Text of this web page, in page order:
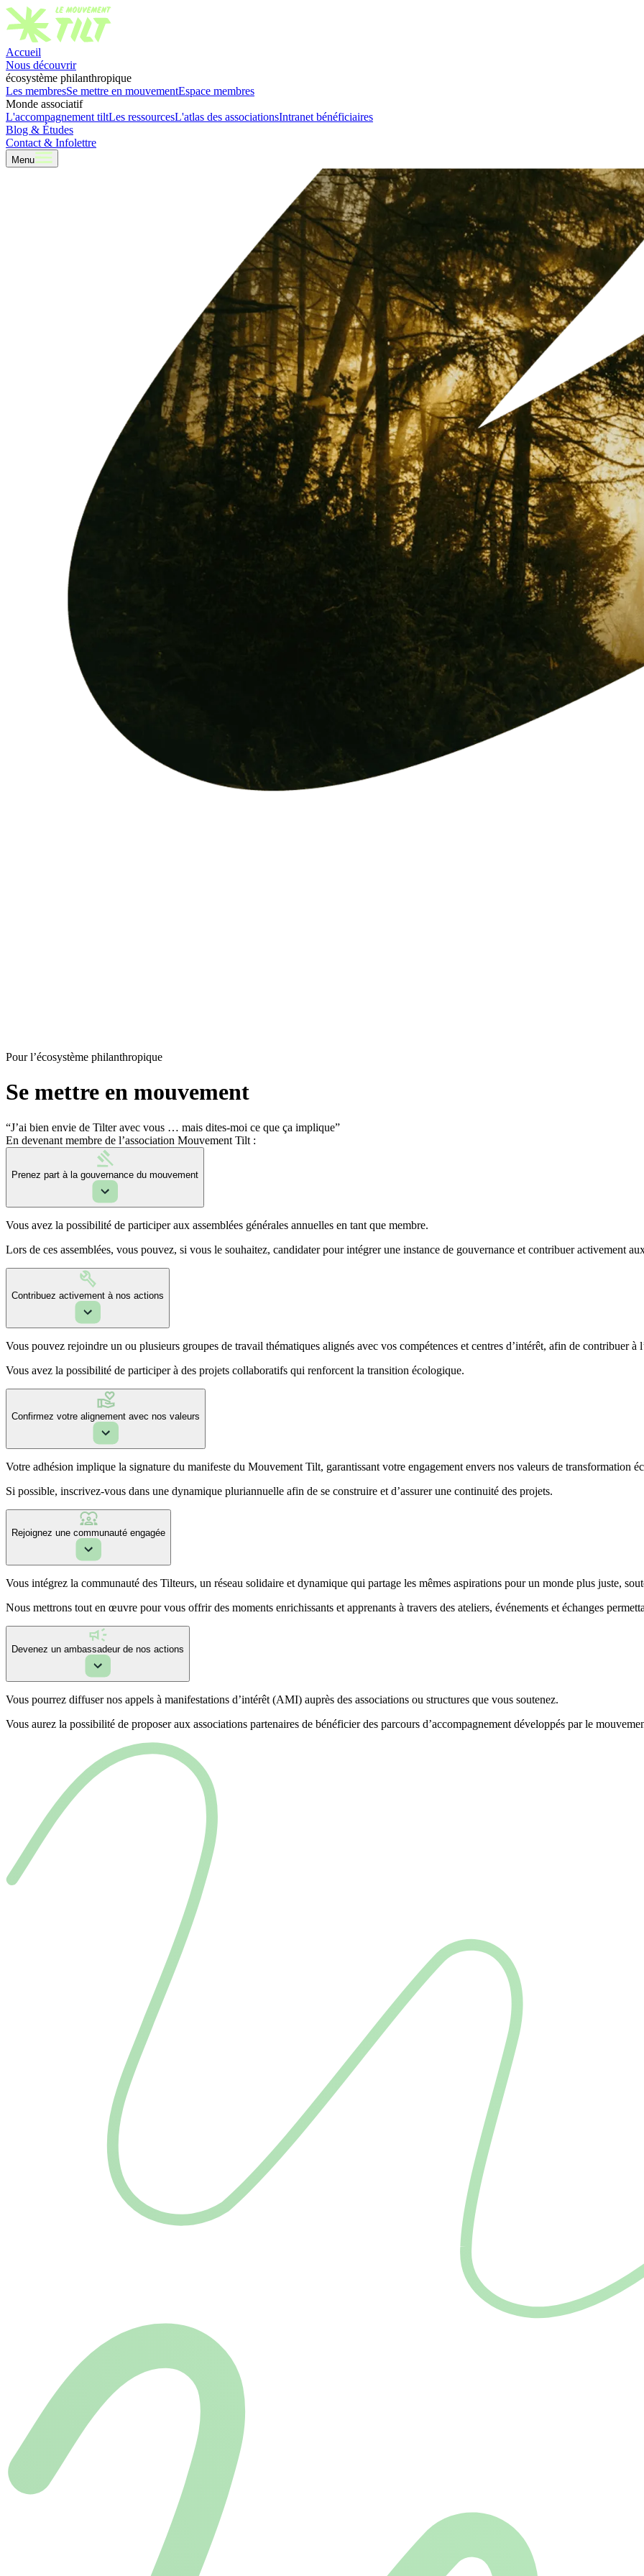
Accueil
Nous découvrir
écosystème philanthropique
Les membresSe mettre en mouvementEspace membres
Monde associatif
L'accompagnement tiltLes ressourcesL'atlas des associationsIntranet bénéficiaires
Blog & Études
Contact & Infolettre
Menu
Pour l’écosystème philanthropique
Se mettre en mouvement
“J’ai bien envie de Tilter avec vous … mais dites-moi ce que ça implique”
En devenant membre de l’association Mouvement Tilt :
Prenez part à la gouvernance du mouvement
Vous avez la possibilité de participer aux assemblées générales annuelles en tant que membre.
Lors de ces assemblées, vous pouvez, si vous le souhaitez, candidater pour intégrer une instance de gouvernance et contribuer activement
Contribuez activement à nos actions
Vous pouvez rejoindre un ou plusieurs groupes de travail thématiques alignés avec vos compétences et centres d’intérêt, afin de contribuer
Vous avez la possibilité de participer à des projets collaboratifs qui renforcent la transition écologique.
Confirmez votre alignement avec nos valeurs
Votre adhésion implique la signature du manifeste du Mouvement Tilt, garantissant votre engagement envers nos valeurs de transformation
Si possible, inscrivez-vous dans une dynamique pluriannuelle afin de se construire et d’assurer une continuité des projets.
Rejoignez une communauté engagée
Vous intégrez la communauté des Tilteurs, un réseau solidaire et dynamique qui partage les mêmes aspirations pour un monde plus juste,
Nous mettrons tout en œuvre pour vous offrir des moments enrichissants et apprenants à travers des ateliers, événements et échanges
Devenez un ambassadeur de nos actions
Vous pourrez diffuser nos appels à manifestations d’intérêt (AMI) auprès des associations ou structures que vous soutenez.
Vous aurez la possibilité de proposer aux associations partenaires de bénéficier des parcours d’accompagnement développés par le